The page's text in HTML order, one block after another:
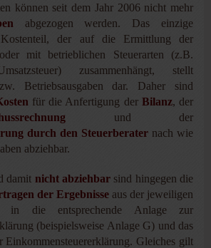
können seit dem Jahr 2006 nicht mehr
abgezogen werden. Das einzige
der auf die Ermittlung der
mit betrieblichen Steuerarten (z.B.
zusammenhängt, stellt
Betriebsausgaben dar. Daher sind
für die Anfertigung derBilanz, der
und der
durch den Steuerberater nach wie
abziehbar.
damit nicht abziehbarsind hingegen die
der Ergebnisse aus der jeweiligen
in die entsprechende Anlage zur
(beispielsweise Anlage G) und das
Einkommensteuererklärung. Gleiches gilt